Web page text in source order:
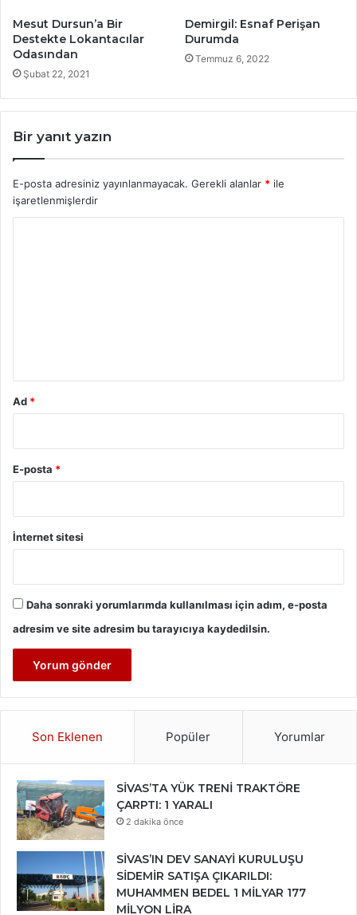
Mesut Dursun’a Bir
Destekte Lokantacılar
Odasından
Şubat 22, 2021
Demirgil: Esnaf Perişan
Durumda
Temmuz 6, 2022
Bir yanıt yazın
E-posta adresiniz yayınlanmayacak. Gerekli alanlar * ile
işaretlenmişlerdir
Ad *
E-posta *
İnternet sitesi
Daha sonraki yorumlarımda kullanılması için adım, e-posta
adresim ve site adresim bu tarayıcıya kaydedilsin.
Son Eklenen Popüler Yorumlar
SİVAS’TA YÜK TRENİ TRAKTÖRE
ÇARPTI: 1 YARALI
2 dakika önce
SİVAS’IN DEV SANAYİ KURULUŞU
SİDEMİR SATIŞA ÇIKARILDI:
MUHAMMEN BEDEL 1 MİLYAR 177
MİLYON LİRA